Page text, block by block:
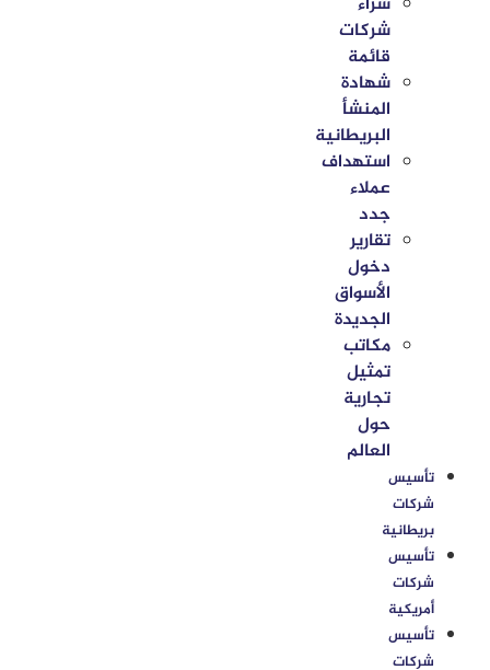
شركات
قائمة
شهادة
المنشأ
البريطانية
استهداف
عملاء
جدد
تقارير
دخول
الأسواق
الجديدة
مكاتب
تمثيل
تجارية
حول
العالم
تأسيس
شركات
بريطانية
تأسيس
شركات
أمريكية
تأسيس
شركات